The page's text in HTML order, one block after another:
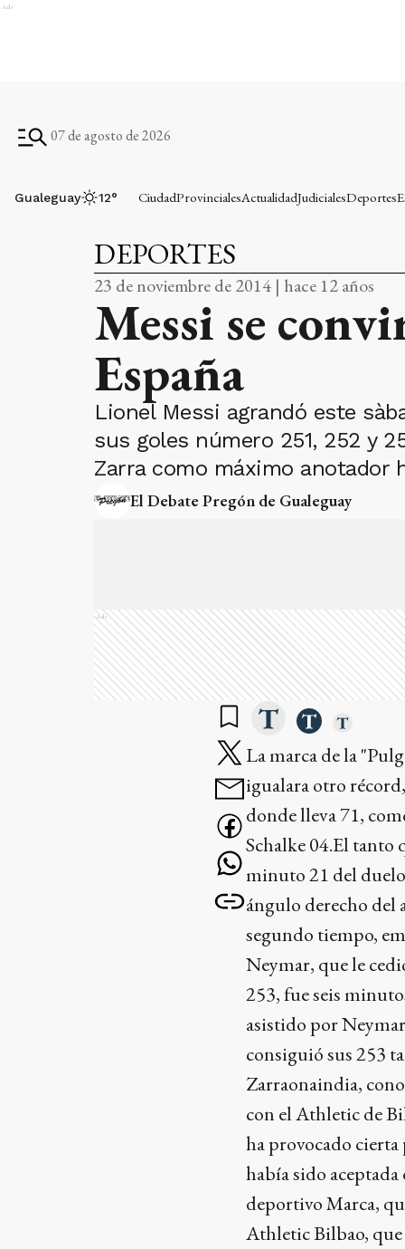
Ads
07 de agosto de 2026
Gualeguay 12° CiudadProvincialesActualidadJudicialesDeportes
DEPORTES
23 de noviembre de 2014 | hace 12 años
Messi se
España
Lionel Messi agrandó este
sus goles número 251, 252 y
Zarra como máximo anotador
El Debate Pregón de Gualeguay
Ads
La marca de la
igualara otro
donde lleva 71,
Schalke 04.El tanto
minuto 21 del
ángulo derecho del
segundo tiempo,
Neymar, que le
253, fue seis
asistido por
consiguió sus 253
Zarraonaindia,
con el Athletic de
ha provocado cierta
había sido
deportivo Marca,
Athletic Bilbao, que